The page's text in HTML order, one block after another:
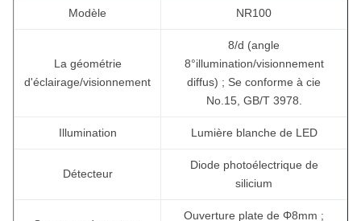
Modèle NR100
La géométrie
d'éclairage/visionnement
8/d (angle
8°illumination/visionnement
diffus) ; Se conforme à cie
No.15, GB/T 3978.
Illumination Lumière blanche de LED
Détecteur
Diode photoélectrique de
silicium
Ouverture plate de Φ8mm ;